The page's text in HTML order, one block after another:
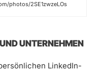
photos/2SE1zwzeLOs
UNTERNEHMEN
LinkedIn-